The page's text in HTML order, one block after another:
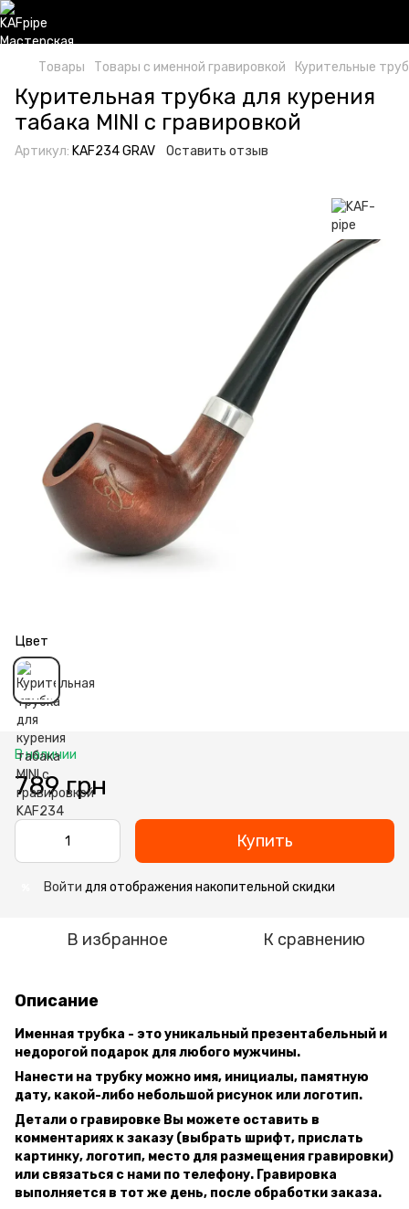
Товары Товары с именной гравировкой Курительные
Курительная трубка для курения
табака MINI c гравировкой
Артикул: KAF234 GRAV Оставить отзыв
Цвет
В наличии
789 грн
Купить
Войти для отображения накопительной скидки
В избранное К сравнению
Описание
Именная трубка - это уникальный презентабельный и
недорогой подарок для любого мужчины.
Нанести на трубку можно имя, инициалы, памятную
дату, какой-либо небольшой рисунок или логотип.
Детали о гравировке Вы можете оставить в
комментариях к заказу (выбрать шрифт, прислать
картинку, логотип, место для размещения гравировки)
или связаться с нами по телефону. Гравировка
выполняется в тот же день, после обработки заказа.